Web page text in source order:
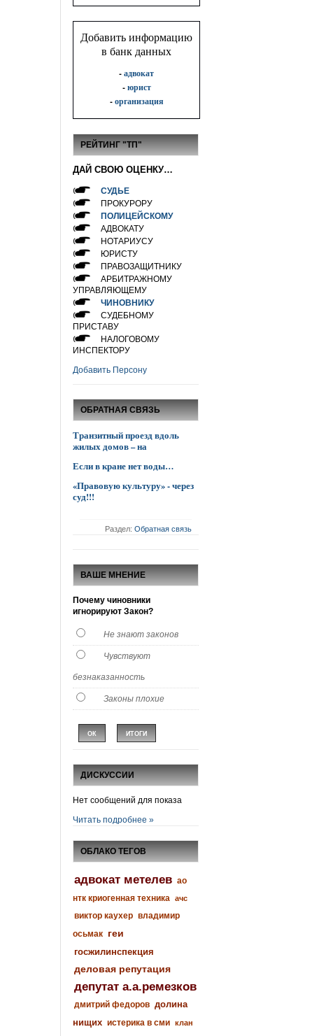
Добавить информацию
в банк данных
-адвокат
-юрист
-организация
РЕЙТИНГ "ТП"
ДАЙ СВОЮ ОЦЕНКУ…
СУДЬЕ
ПРОКУРОРУ
ПОЛИЦЕЙСКОМУ
АДВОКАТУ
НОТАРИУСУ
ЮРИСТУ
ПРАВОЗАЩИТНИКУ
АРБИТРАЖНОМУ
УПРАВЛЯЮЩЕМУ
ЧИНОВНИКУ
СУДЕБНОМУ
ПРИСТАВУ
НАЛОГОВОМУ
ИНСПЕКТОРУ
Добавить Персону
ОБРАТНАЯ СВЯЗЬ
Транзитный проезд вдоль
жилых домов – на
Если в кране нет воды…
«Правовую культуру» - через
суд!!!
Раздел: Обратная связь
ВАШЕ МНЕНИЕ
Почему чиновники
игнорируют Закон?
Не знают законов
Чувствуют
безнаказанность
Законы плохие
ДИСКУССИИ
Нет сообщений для показа
Читать подробнее »
ОБЛАКО ТЕГОВ
адвокат метелев ао
нтк криогенная техника ачс
виктор каухер владимир
осьмак геи
госжилинспекция
деловая репутация
депутат а.а.ремезков
дмитрий федоров долина
нищих истерика в сми клан